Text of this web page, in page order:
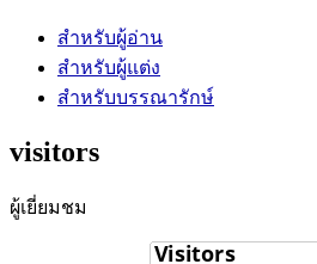
สำหรับผู้อ่าน
สำหรับผู้แต่ง
สำหรับบรรณารักษ์
visitors
ผู้เยี่ยมชม